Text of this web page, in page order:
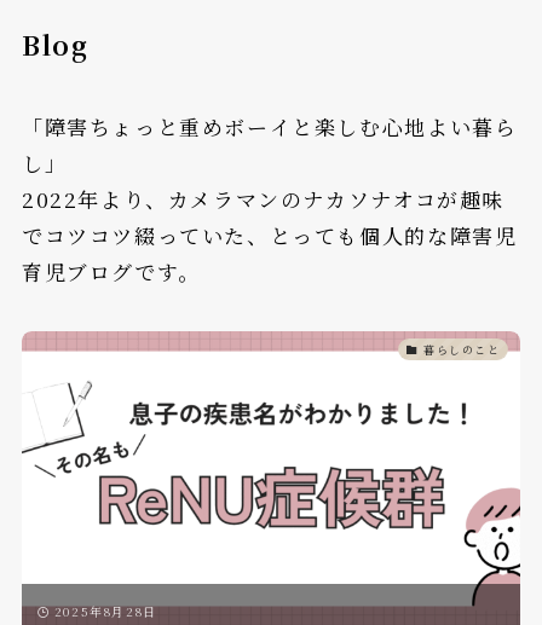
Blog
「障害ちょっと重めボーイと楽しむ心地よい暮ら
し」
2022年より、カメラマンのナカソナオコが趣味
でコツコツ綴っていた、とっても個人的な障害児
育児ブログです。
暮らしのこと
2025年8月28日